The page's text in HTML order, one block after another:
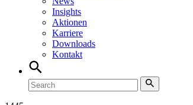
Insights
Aktionen
Karriere
Downloads
Kontakt